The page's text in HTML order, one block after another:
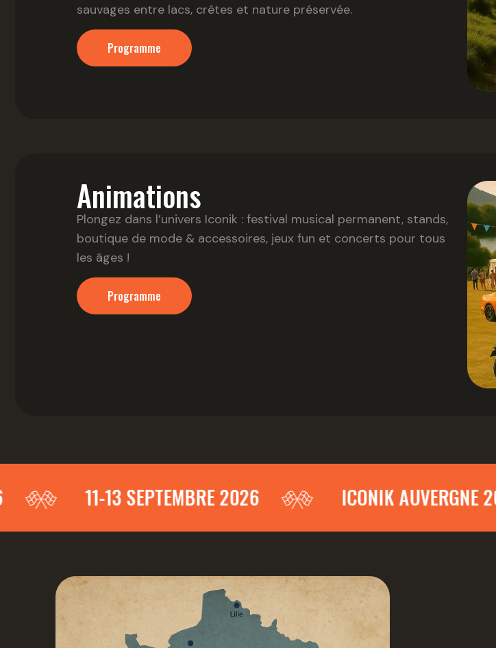
sauvages entre lacs, crêtes et nature préservée.
Programme
Animations
Plongez dans l’univers Iconik : festival musical permanent, stands,
boutique de mode & accessoires, jeux fun et concerts pour tous
les âges !
Programme
11-13 SEPTEMBRE 2026 ICONIK AUVERGNE 2026